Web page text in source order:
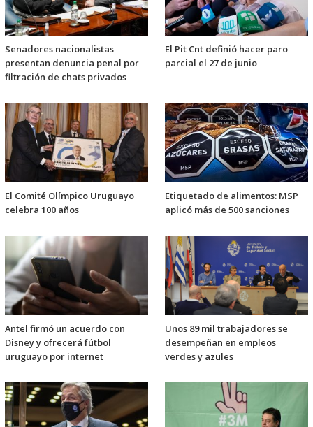
Senadores nacionalistas
presentan denuncia penal por
filtración de chats privados
El Pit Cnt definió hacer paro
parcial el 27 de junio
El Comité Olímpico Uruguayo
celebra 100 años
Etiquetado de alimentos: MSP
aplicó más de 500 sanciones
Antel firmó un acuerdo con
Disney y ofrecerá fútbol
uruguayo por internet
Unos 89 mil trabajadores se
desempeñan en empleos
verdes y azules